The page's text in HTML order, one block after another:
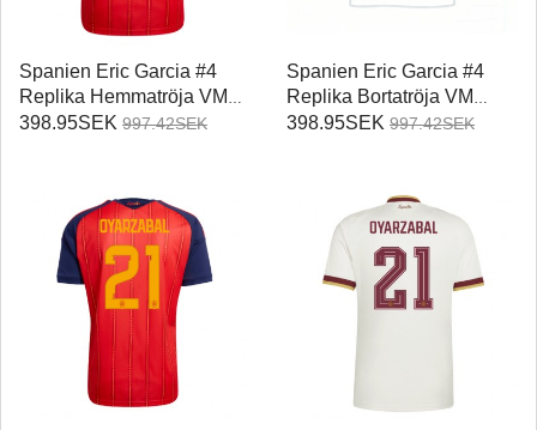
Spanien Eric Garcia #4
Replika Hemmatröja VM
2026 Kortärmad
398.95SEK 997.42SEK
Spanien Eric Garcia #4
Replika Bortatröja VM
2026 Kortärmad
398.95SEK 997.42SEK